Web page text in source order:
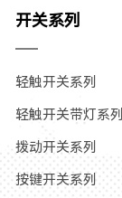
开关系列
轻触开关系列
轻触开关带灯系列
拨动开关系列
按键开关系列